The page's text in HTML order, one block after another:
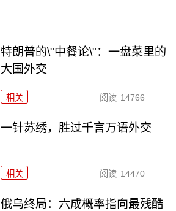
特朗普的\"中餐论\"：一盘菜里的
大国外交
相关 阅读 14766
一针苏绣，胜过千言万语外交
相关 阅读 14470
俄乌终局：六成概率指向最残酷